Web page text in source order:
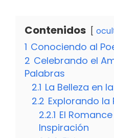
Contenidos
1 Conociendo al
2 Celebrando el
Palabras
2.1 La Belleza en
2.2 Explorando la
2.2.1 El
Inspiración